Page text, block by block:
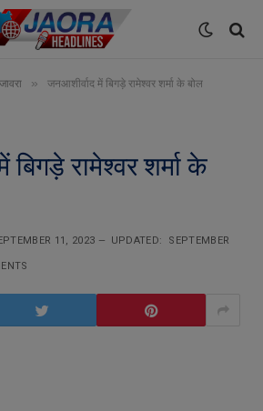
जावरा » जनआशीर्वाद में बिगड़े रामेश्वर शर्मा के बोल
बिगड़े रामेश्वर शर्मा के
11, 2023 UPDATED: SEPTEMBER